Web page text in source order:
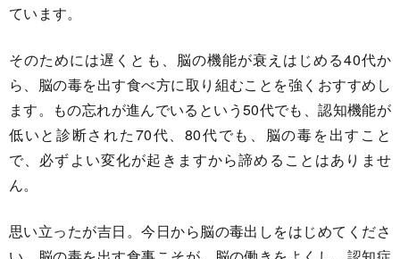
ています。
そのためには遅くとも、脳の機能が衰えはじめる40代か
ら、脳の毒を出す食べ方に取り組むことを強くおすすめし
ます。もの忘れが進んでいるという50代でも、認知機能が
低いと診断された70代、80代でも、脳の毒を出すこと
で、必ずよい変化が起きますから諦めることはありませ
ん。
思い立ったが吉日。今日から脳の毒出しをはじめてくださ